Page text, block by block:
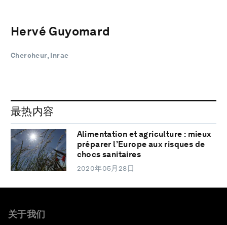
Hervé Guyomard
Chercheur, Inrae
最热内容
Alimentation et agriculture : mieux
préparer l’Europe aux risques de
chocs sanitaires
2020年05月28日
关于我们